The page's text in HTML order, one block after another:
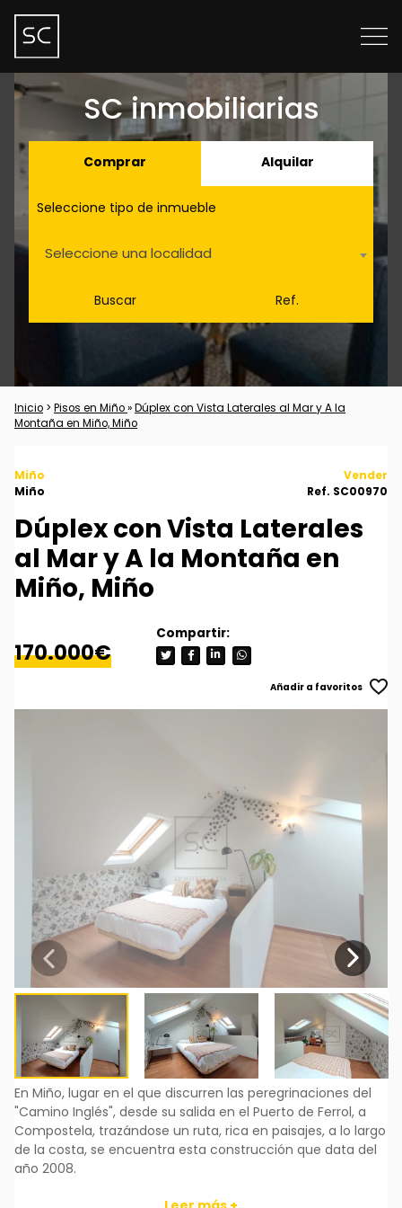
SC inmobiliarias
Comprar Alquilar
Seleccione tipo de inmueble
Seleccione una localidad
Buscar Ref.
Inicio > Pisos en Miño»Dúplex con Vista Laterales al Mar y A la
Montaña en Miño, Miño
Miño
Miño
Vender
Ref. SC00970
Dúplex con Vista Laterales
al Mar y A la Montaña en
Miño, Miño
170.000€
Añadir a favoritos
En Miño, lugar en el que discurren las peregrinaciones del
"Camino Inglés", desde su salida en el Puerto de Ferrol, a
Compostela, trazándose un ruta, rica en paisajes, a lo largo
de la costa, se encuentra esta construcción que data del
año 2008.